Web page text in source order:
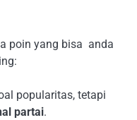
poin yang bisa anda
popularitas, tetapi
partai.